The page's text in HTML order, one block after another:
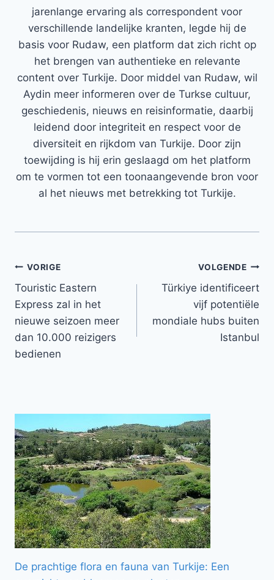
jarenlange ervaring als correspondent voor
verschillende landelijke kranten, legde hij de
basis voor Rudaw, een platform dat zich richt op
het brengen van authentieke en relevante
content over Turkije. Door middel van Rudaw, wil
Aydin meer informeren over de Turkse cultuur,
geschiedenis, nieuws en reisinformatie, daarbij
leidend door integriteit en respect voor de
diversiteit en rijkdom van Turkije. Door zijn
toewijding is hij erin geslaagd om het platform
om te vormen tot een toonaangevende bron voor
al het nieuws met betrekking tot Turkije.
Bericht
navigatie
VORIGE
Touristic Eastern
Express zal in het
nieuwe seizoen meer
dan 10.000 reizigers
bedienen
VOLGENDE
Türkiye identificeert
vijf potentiële
mondiale hubs buiten
Istanbul
De prachtige flora en fauna van Turkije: Een